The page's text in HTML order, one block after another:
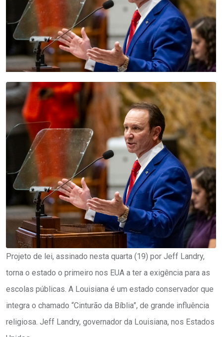
Projeto de lei, assinado nesta quarta (19) por Jeff Landry,
torna o estado o primeiro nos EUA a ter a exigência para as
escolas públicas. A Louisiana é um estado conservador que
integra o chamado “Cinturão da Bíblia”, de grande influência
religiosa. Jeff Landry, governador da Louisiana, nos Estados